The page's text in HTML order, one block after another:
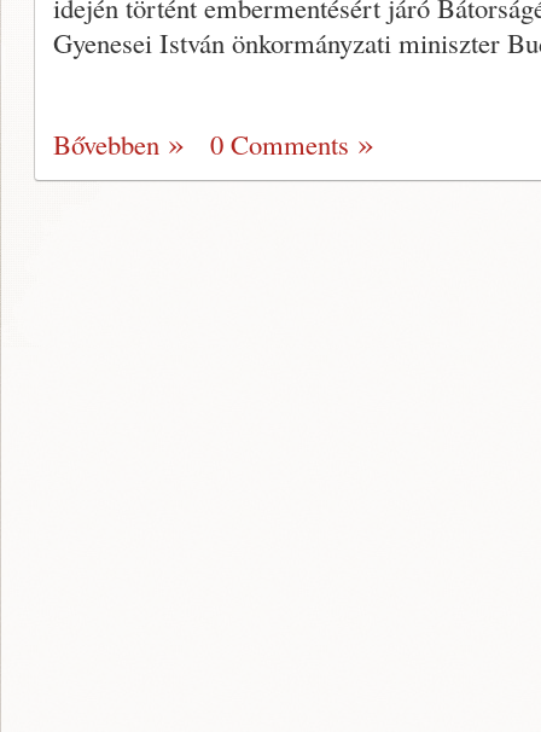
idején történt embermentésért járó
Gyenesei István önkormányzati miniszter
Bővebben 0 Comments